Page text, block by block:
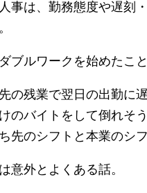
事は、勤務態度や遅刻
ブルワークを始めたこ
の残業で翌日の出勤に
のバイトをして倒れそ
先のシフトと本業のシ
意外とよくある話。